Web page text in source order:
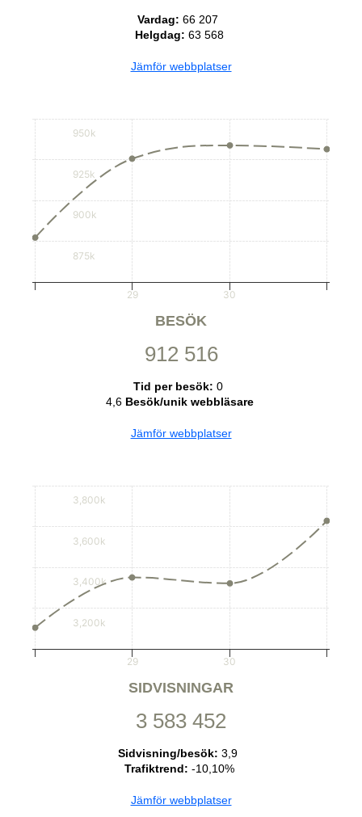
Vardag: 66 207
Helgdag: 63 568
Jämför webbplatser
875k
900k
925k
950k
29 30
BESÖK
912 516
Tid per besök: 0
4,6 Besök/unik webbläsare
Jämför webbplatser
3,200k
3,400k
3,600k
3,800k
29 30
SIDVISNINGAR
3 583 452
Sidvisning/besök: 3,9
Trafiktrend: -10,10%
Jämför webbplatser